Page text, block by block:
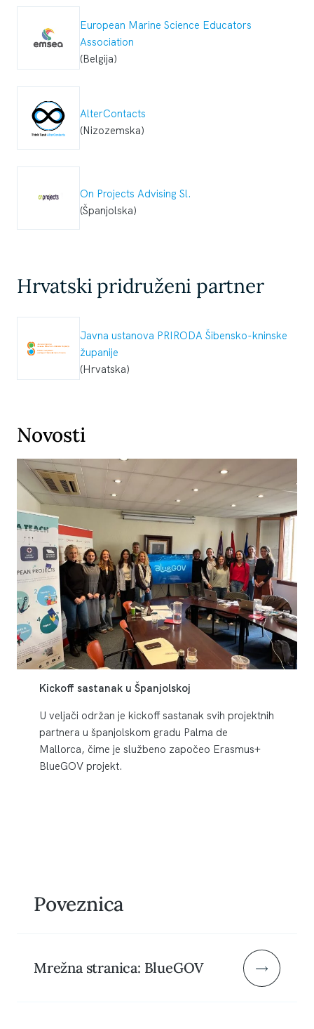
European Marine Science Educators
Association
(Belgija)
AlterContacts
(Nizozemska)
On Projects Advising Sl.
(Španjolska)
Hrvatski pridruženi partner
Javna ustanova PRIRODA Šibensko-kninske
županije
(Hrvatska)
Novosti
Kickoff sastanak u Španjolskoj
U veljači održan je kickoff sastanak svih projektnih
partnera u španjolskom gradu Palma de
Mallorca, čime je službeno započeo Erasmus+
BlueGOV projekt.
Poveznica
Mrežna stranica: BlueGOV